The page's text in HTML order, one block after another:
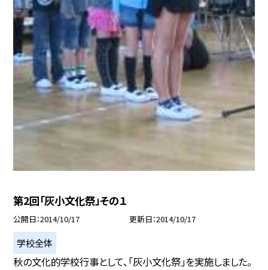
第2回「灰小文化祭」その１
公開日 2014/10/17 更新日 2014/10/17
学校全体
秋の文化的学校行事として、「灰小文化祭」を実施しました。